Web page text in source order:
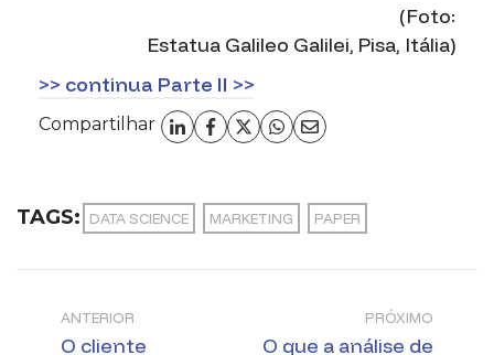
(Foto:
Estatua Galileo Galilei, Pisa, Itália)
>> continua Parte II >>
Compartilhar
TAGS: DATA SCIENCE MARKETING PAPER
ANTERIOR
O cliente
PRÓXIMO
O que a análise de